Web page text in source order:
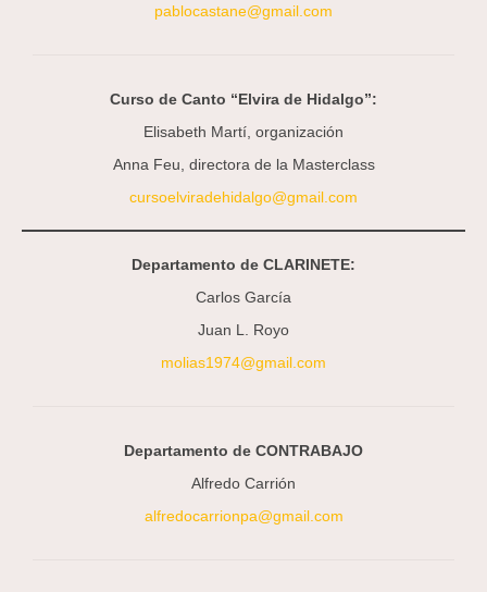
pablocastane@gmail.com
Curso de Canto “Elvira de Hidalgo”:
Elisabeth Martí, organización
Anna Feu, directora de la Masterclass
cursoelviradehidalgo@gmail.com
Departamento de CLARINETE:
Carlos García
Juan L. Royo
molias1974@gmail.com
Departamento de CONTRABAJO
Alfredo Carrión
alfredocarrionpa@gmail.com